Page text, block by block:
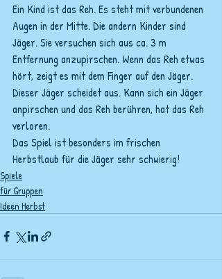
Ein Kind ist das Reh. Es steht mit verbundenen
Augen in der Mitte. Die andern Kinder sind
Jäger. Sie versuchen sich aus ca. 3 m
Entfernung anzupirschen. Wenn das Reh etwas
hört, zeigt es mit dem Finger auf den Jäger.
Dieser Jäger scheidet aus. Kann sich ein Jäger
anpirschen und das Reh berühren, hat das Reh
verloren.
Das Spiel ist besonders im frischen
Herbstlaub für die Jäger sehr schwierig!
Spiele
für Gruppen
Ideen Herbst